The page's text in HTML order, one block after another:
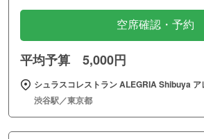
空席確認・予約
平均予算 5,000円
シュラスコレストラン ALEGRIA Shibuya ア
渋谷駅／東京都